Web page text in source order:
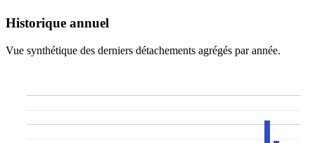
Historique annuel
Vue synthétique des derniers détachements agrégés par année.